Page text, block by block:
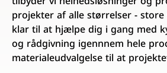
projekter af alle størrelser - store
klar til at hjælpe dig i gang med
og rådgivning igennnem hele
materialeudvalgelse til at